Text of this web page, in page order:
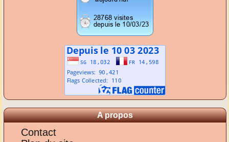
A propos
Contact